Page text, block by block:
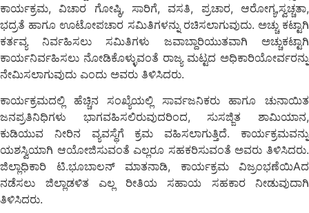
ಕಾರ್ಯಕ್ರಮ, ವಿಚಾರ ಗೋಷ್ಠಿ, ಸಾರಿಗೆ, ವಸತಿ, ಪ್ರಚಾರ, ಆರೋಗ್ಯ,ಸ್ವಚ್ಚತಾ,
ಭದ್ರತೆ ಹಾಗೂ ಊಟೋಪಚಾರ ಸಮಿತಿಗಳನ್ನು ರಚಿಸಲಾಗುವುದು. ಅಚ್ಚು ಕಟ್ಟಾಗಿ
ಕರ್ತವ್ಯ ನಿರ್ವಹಿಸಲು ಸಮಿತಿಗಳು ಜವಾಬ್ದಾರಿಯುತವಾಗಿ ಅಚ್ಚುಕಟ್ಟಾಗಿ
ಕಾರ್ಯನಿರ್ವಹಿಸಲು ನೋಡಿಕೊಳ್ಳುವಂತೆ ರಾಜ್ಯ ಮಟ್ಟದ ಅಧಿಕಾರಿಯೋರ್ವರನ್ನು
ನೇಮಿಸಲಾಗುವುದು ಎಂದು ಅವರು ತಿಳಿಸಿದರು.
ಕಾರ್ಯಕ್ರಮದಲ್ಲಿ ಹೆಚ್ಚಿನ ಸಂಖ್ಯೆಯಲ್ಲಿ ಸಾರ್ವಜನಿಕರು ಹಾಗೂ ಚುನಾಯಿತ
ಜನಪ್ರತಿನಿಧಿಗಳು ಭಾಗವಹಿಸಲಿರುವುದರಿಂದ, ಸುಸಜ್ಜಿತ ಶಾಮಿಯಾನ,
ಕುಡಿಯುವ ನೀರಿನ ವ್ಯವಸ್ಥೆಗೆ ಕ್ರಮ ವಹಿಸಲಾಗುತ್ತಿದೆ. ಕಾರ್ಯಕ್ರಮವನ್ನು
ಯಶಸ್ವಿಯಾಗಿ ಆಯೋಜಿಸುವಂತೆ ಎಲ್ಲರೂ ಸಹಕರಿಸುವಂತೆ ಅವರು ತಿಳಿಸಿದರು.
ಜಿಲ್ಲಾಧಿಕಾರಿ ಟಿ.ಭೂಬಾಲನ್ ಮಾತನಾಡಿ, ಕಾರ್ಯಕ್ರಮ ವಿಜ್ರಂಭಣೆಯಿAದ
ನಡೆಸಲು ಜಿಲ್ಲಾಡಳಿತ ಎಲ್ಲ ರೀತಿಯ ಸಹಾಯ ಸಹಕಾರ ನೀಡುವುದಾಗಿ
ತಿಳಿಸಿದರು.